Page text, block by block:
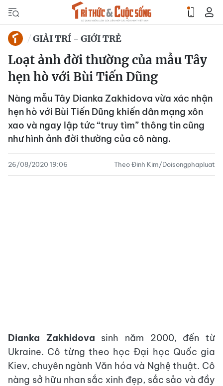
GIẢI TRÍ - GIỚI TRẺ
Loạt ảnh đời thường của mẫu Tây
hẹn hò với Bùi Tiến Dũng
Nàng mẫu Tây Dianka Zakhidova vừa xác nhận
hẹn hò với Bùi Tiến Dũng khiến dân mạng xôn
xao và ngay lập tức “truy tìm” thông tin cũng
như hình ảnh đời thường của cô nàng.
26/08/2020 19:06 Theo Đinh Kim/Doisongphapluat
Dianka Zakhidova sinh năm 2000, đến từ
Ukraine. Cô từng theo học Đại học Quốc gia
Kiev, chuyên ngành Văn hóa và Nghệ thuật. Cô
nàng sở hữu nhan sắc xinh đẹp, sắc sảo và đầy